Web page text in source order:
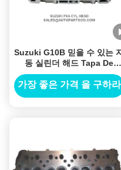
Suzuki G10B 믿을 수 있는
동 실린더 해드 Tapa De
Cilindro del Suzuki Culata
가장 좋은 가격 을 구하라